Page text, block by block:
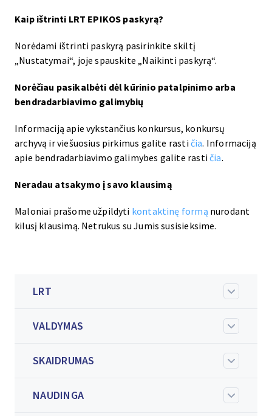
Kaip ištrinti LRT EPIKOS paskyrą?
Norėdami ištrinti paskyrą pasirinkite skiltį
„Nustatymai“, joje spauskite „Naikinti paskyrą“.
Norėčiau pasikalbėti dėl kūrinio patalpinimo arba
bendradarbiavimo galimybių
Informaciją apie vykstančius konkursus, konkursų
archyvą ir viešuosius pirkimus galite rastičia. Informaciją
apie bendradarbiavimo galimybes galite rastičia.
Neradau atsakymo į savo klausimą
Maloniai prašome užpildyti kontaktinę formą nurodant
kilusį klausimą. Netrukus su Jumis susisieksime.
LRT
VALDYMAS
SKAIDRUMAS
NAUDINGA